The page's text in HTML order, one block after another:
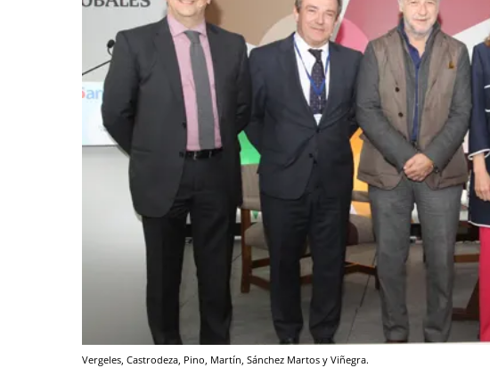
Vergeles, Castrodeza, Pino, Martín, Sánchez Martos y Viñegra.